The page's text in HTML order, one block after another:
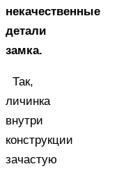
некачественные
детали
замка.
Так,
личинка
внутри
конструкции
зачастую